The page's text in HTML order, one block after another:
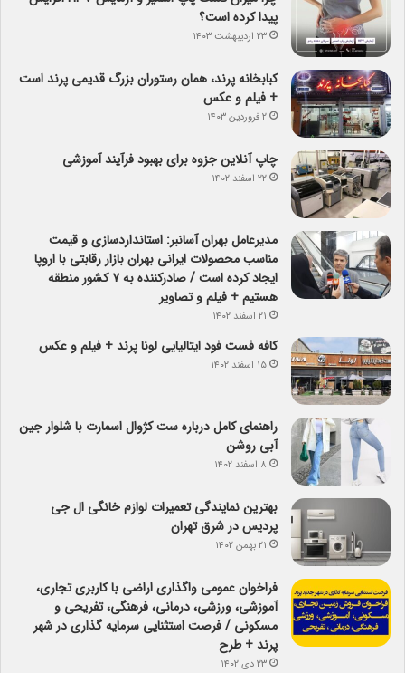
پیدا کرده است؟
۲۳ اردیبهشت ۱۴۰۳
کبابخانه پرند، همان رستوران بزرگ قدیمی پرند است
+ فیلم و عکس
۲ فروردین ۱۴۰۳
چاپ آنلاین جزوه برای بهبود فرآیند آموزشی
۲۲ اسفند ۱۴۰۲
مدیرعامل بهران آسانبر: استانداردسازی و قیمت
مناسب محصولات ایرانی بهران بازار رقابتی با اروپا
ایجاد کرده است / صادرکننده به ۷ کشور منطقه
هستیم + فیلم و تصاویر
۲۱ اسفند ۱۴۰۲
کافه فست فود ایتالیایی لونا پرند + فیلم و عکس
۱۵ اسفند ۱۴۰۲
راهنمای کامل درباره ست کژوال اسمارت با شلوار جین
آبی روشن
۸ اسفند ۱۴۰۲
بهترین نمایندگی تعمیرات لوازم خانگی ال جی
پردیس در شرق تهران
۲۱ بهمن ۱۴۰۲
فراخوان عمومی واگذاری اراضی با کاربری تجاری،
آموزشی، ورزشی، درمانی، فرهنگی، تفریحی و
مسکونی / فرصت استثنایی سرمایه گذاری در شهر
پرند + طرح
۲۳ دی ۱۴۰۲